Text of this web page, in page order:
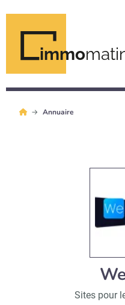
immo
Annuaire
Sites pour